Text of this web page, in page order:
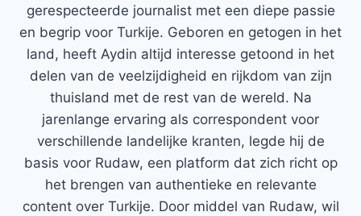
gerespecteerde journalist met een diepe passie
en begrip voor Turkije. Geboren en getogen in het
land, heeft Aydin altijd interesse getoond in het
delen van de veelzijdigheid en rijkdom van zijn
thuisland met de rest van de wereld. Na
jarenlange ervaring als correspondent voor
verschillende landelijke kranten, legde hij de
basis voor Rudaw, een platform dat zich richt op
het brengen van authentieke en relevante
content over Turkije. Door middel van Rudaw, wil